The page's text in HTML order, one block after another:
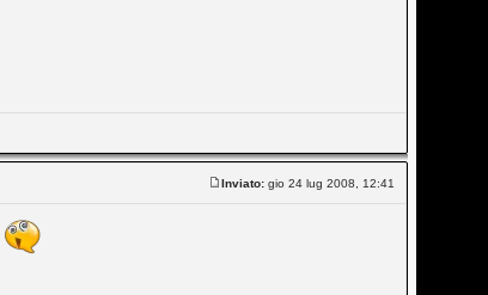
Inviato: gio 24 lug 2008, 12:41